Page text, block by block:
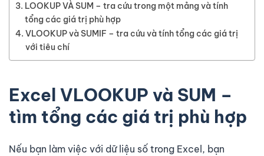
LOOKUP VÀ SUM – tra cứu trong một mảng và tính
tổng các giá trị phù hợp
VLOOKUP và SUMIF – tra cứu và tính tổng các giá trị
với tiêu chí
Excel VLOOKUP và SUM –
tìm tổng các giá trị phù hợp
Nếu bạn làm việc với dữ liệu số trong Excel, bạn